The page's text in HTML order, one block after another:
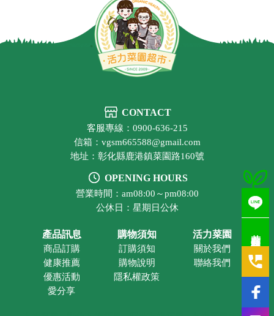
CONTACT
客服專線：0900-636-215
信箱：vgsm665588@gmail.com
地址：彰化縣鹿港鎮菜園路160號
OPENING HOURS
營業時間：am08:00～pm08:00
公休日：星期日公休
產品訊息
商品訂購
健康推薦
優惠活動
愛分享
購物須知
訂購須知
購物說明
隱私權政策
活力菜園
關於我們
聯絡我們